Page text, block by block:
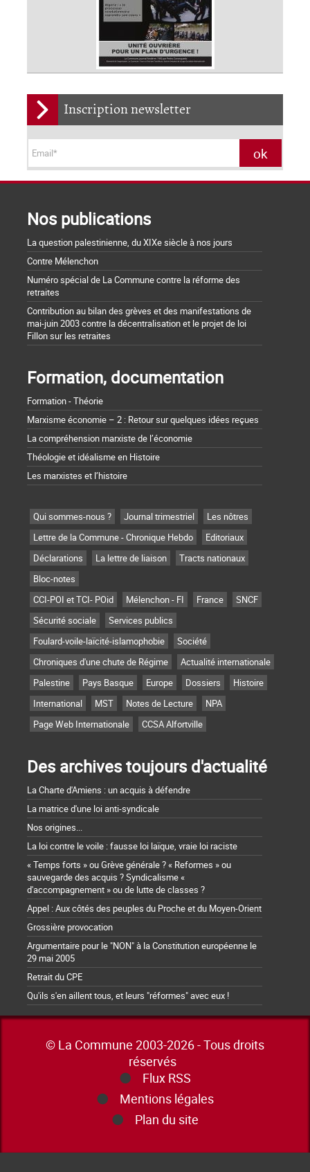
Inscription newsletter
Nos publications
La question palestinienne, du XIXe siècle à nos jours
Contre Mélenchon
Numéro spécial de La Commune contre la réforme des
retraites
Contribution au bilan des grèves et des manifestations de
mai-juin 2003 contre la décentralisation et le projet de loi
Fillon sur les retraites
Formation, documentation
Formation - Théorie
Marxisme économie – 2 : Retour sur quelques idées reçues
La compréhension marxiste de l’économie
Théologie et idéalisme en Histoire
Les marxistes et l’histoire
Qui sommes-nous ? Journal trimestriel
Les nôtres
Lettre de la Commune - Chronique Hebdo
Editoriaux
Déclarations
La lettre de liaison
Tracts nationaux
Bloc-notes
CCI-POI et TCI- POid
Mélenchon - FI France
SNCF
Sécurité sociale
Services publics
Foulard-voile-laïcité-islamophobie
Société
Chroniques d'une chute de Régime
Actualité internationale
Palestine
Pays Basque Europe Dossiers
Histoire
International
MST Notes de Lecture
NPA
Page Web Internationale
CCSA Alfortville
Des archives toujours d'actualité
La Charte d'Amiens : un acquis à défendre
La matrice d'une loi anti-syndicale
Nos origines...
La loi contre le voile : fausse loi laïque, vraie loi raciste
« Temps forts » ou Grève générale ? « Reformes » ou
sauvegarde des acquis ? Syndicalisme «
d'accompagnement » ou de lutte de classes ?
Appel : Aux côtés des peuples du Proche et du Moyen-Orient
Grossière provocation
Argumentaire pour le "NON" à la Constitution européenne le
29 mai 2005
Retrait du CPE
Qu'ils s'en aillent tous, et leurs "réformes" avec eux !
© La Commune 2003-2026 - Tous droits
réservés
Flux RSS
Mentions légales
Plan du site